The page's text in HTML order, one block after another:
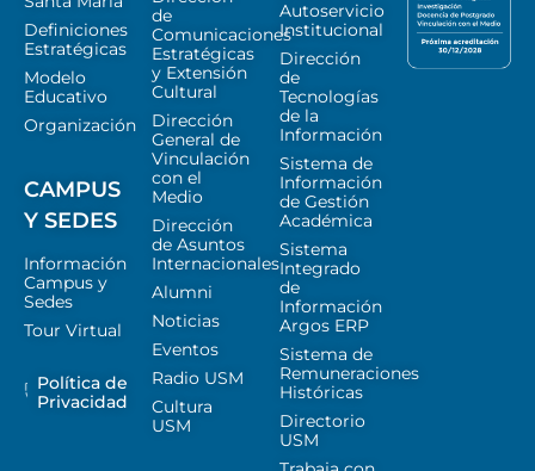
Definiciones
Estratégicas
Modelo
Educativo
Organización
CAMPUS
Y SEDES
Información
Campus y
Sedes
Tour Virtual
Política de
Privacidad
de
Comunicaciones
Estratégicas
y Extensión
Cultural
Dirección
General de
Vinculación
con el
Medio
Dirección
de Asuntos
Internacionales
Alumni
Noticias
Eventos
Radio USM
Cultura
USM
Autoservicio
Institucional
Dirección
de
Tecnologías
de la
Información
Sistema de
Información
de Gestión
Académica
Sistema
Integrado
de
Información
Argos ERP
Sistema de
Remuneraciones
Históricas
Directorio
USM